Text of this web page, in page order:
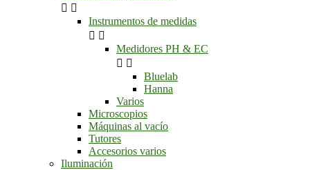
 
Instrumentos de medidas
 
Medidores PH & EC
 
Bluelab
Hanna
Varios
Microscopios
Máquinas al vacío
Tutores
Accesorios varios
Iluminación